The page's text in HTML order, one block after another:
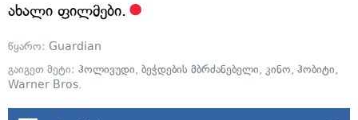
ახალი ფილმები.
წყარო: Guardian
გაიგეთ მეტი: ჰოლივუდი, ბეჭდების მბრძანებელი, კინო, ჰობიტი,
Warner Bros.